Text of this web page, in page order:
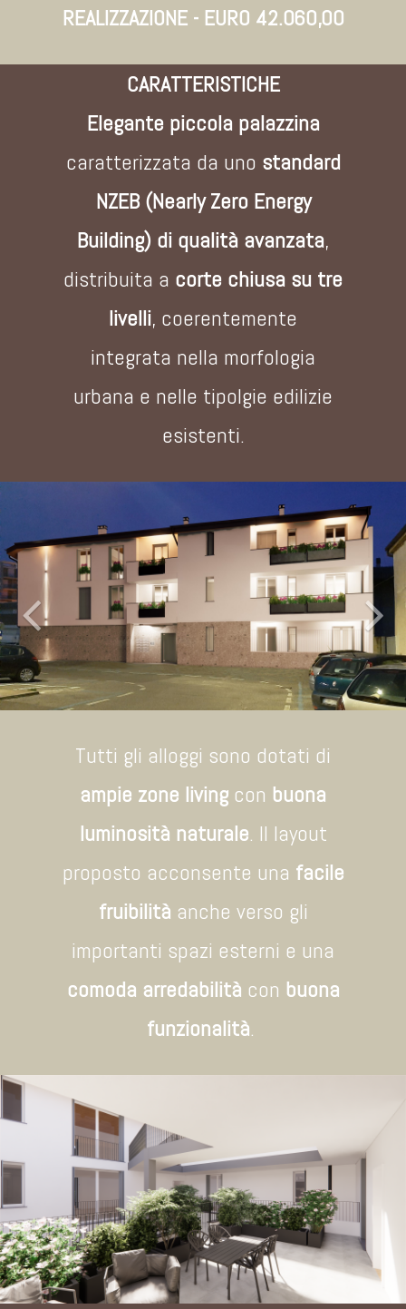
REALIZZAZIONE - EURO 42.060,00
CARATTERISTICHE
Elegante piccola palazzina
caratterizzata da uno standard
NZEB (Nearly Zero Energy
Building) di qualità avanzata,
distribuita a corte chiusa su tre
livelli, coerentemente
integrata nella morfologia
urbana e nelle tipolgie edilizie
esistenti.
Tutti gli alloggi sono dotati di
ampie zone living con buona
luminosità naturale. Il layout
proposto acconsente una facile
fruibilità anche verso gli
importanti spazi esterni e una
comoda arredabilità con buona
funzionalità.